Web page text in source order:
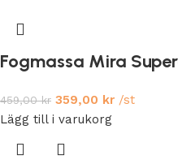
Fogmassa Mira
459,00kr 359,00 kr /st
Lägg till i varukorg